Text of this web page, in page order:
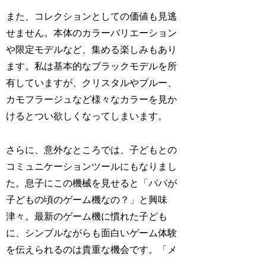
また、コレクションとしての価値も見逃
せません。本体のカラーバリエーション
や限定モデルなど、集める楽しみもあり
ます。私は基本的なブラックモデルを所
有していますが、クリスタルやブルー、
カモフラージュなど様々なカラーを見か
けるとつい欲しくなってしまいます。
さらに、意外なところでは、子どもとの
コミュニケーションツールにもなりまし
た。息子にこの機械を見せると「パパが
子どもの頃のゲーム機なの？」と興味
津々。最新のゲーム機に慣れた子ども
に、シンプルながらも面白いゲーム体験
を伝えられるのは貴重な機会です。「メ